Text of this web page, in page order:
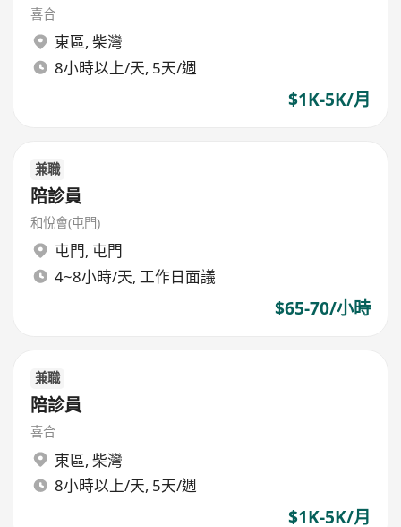
喜合
東區, 柴灣
8小時以上/天, 5天/週
$1K-5K/月
兼職
陪診員
和悅會(屯門)
屯門, 屯門
4~8小時/天, 工作日面議
$65-70/小時
兼職
陪診員
喜合
東區, 柴灣
8小時以上/天, 5天/週
$1K-5K/月